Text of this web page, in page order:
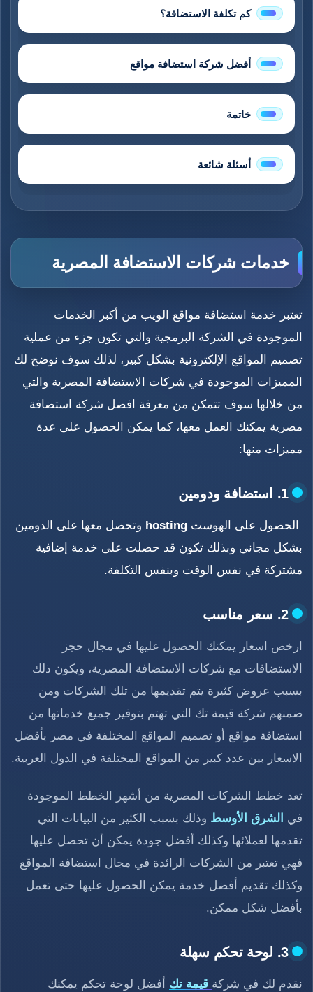
كم تكلفة الاستضافة؟
أفضل شركة استضافة مواقع
خاتمة
أسئلة شائعة
خدمات شركات الاستضافة المصرية
تعتبر خدمة استضافة مواقع الويب من أكبر الخدمات
الموجودة في الشركة البرمجية والتي تكون جزء من عملية
تصميم المواقع الإلكترونية بشكل كبير، لذلك سوف نوضح لك
المميزات الموجودة في شركات الاستضافة المصرية والتي
من خلالها سوف تتمكن من معرفة افضل شركة استضافة
مصرية يمكنك العمل معها، كما يمكن الحصول على عدة
مميزات منها:
1. استضافة ودومين
الحصول على الهوست hosting وتحصل معها على الدومين
بشكل مجاني وبذلك تكون قد حصلت على خدمة إضافية
مشتركة في نفس الوقت وبنفس التكلفة.
2. سعر مناسب
ارخص اسعار يمكنك الحصول عليها في مجال حجز
الاستضافات مع شركات الاستضافة المصرية، ويكون ذلك
بسبب عروض كثيرة يتم تقديمها من تلك الشركات ومن
ضمنهم شركة قيمة تك التي تهتم بتوفير جميع خدماتها من
استضافة مواقع أو تصميم المواقع المختلفة في مصر بأفضل
الاسعار بين عدد كبير من المواقع المختلفة في الدول العربية.
تعد خطط الشركات المصرية من أشهر الخطط الموجودة
في الشرق الأوسط وذلك بسبب الكثير من البيانات التي
تقدمها لعملائها وكذلك أفضل جودة يمكن أن تحصل عليها
فهي تعتبر من الشركات الرائدة في مجال استضافة المواقع
وكذلك تقديم أفضل خدمة يمكن الحصول عليها حتى تعمل
بأفضل شكل ممكن.
3. لوحة تحكم سهلة
نقدم لك في شركة قيمة تك أفضل لوحة تحكم يمكنك